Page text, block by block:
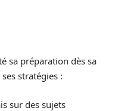
sa préparation dès sa
stratégies :
sur des sujets